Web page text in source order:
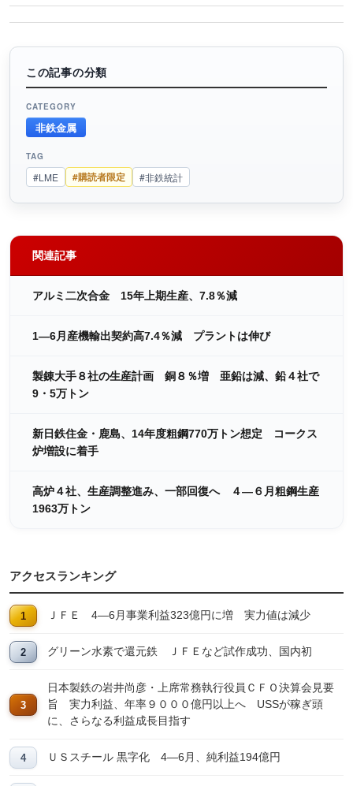
この記事の分類
CATEGORY
非鉄金属
TAG
#LME #購読者限定 #非鉄統計
関連記事
アルミ二次合金 15年上期生産、7.8％減
1―6月産機輸出契約高7.4％減 プラントは伸び
製錬大手８社の生産計画 銅８％増 亜鉛は減、鉛４社で
9・5万トン
新日鉄住金・鹿島、14年度粗鋼770万トン想定 コークス
炉増設に着手
高炉４社、生産調整進み、一部回復へ ４―６月粗鋼生産
1963万トン
アクセスランキング
ＪＦＥ 4―6月事業利益323億円に増 実力値は減少
グリーン水素で還元鉄 ＪＦＥなど試作成功、国内初
日本製鉄の岩井尚彦・上席常務執行役員ＣＦＯ決算会見要
旨 実力利益、年率９０００億円以上へ USSが稼ぎ頭
に、さらなる利益成長目指す
ＵＳスチール 黒字化 4―6月、純利益194億円